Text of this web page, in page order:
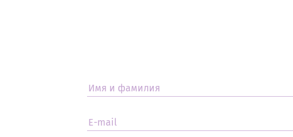
Имя и фамилия
E-mail